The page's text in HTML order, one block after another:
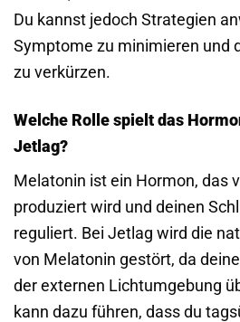
Du kannst jedoch Strategien
Symptome zu minimieren und
zu verkürzen.
Welche Rolle spielt das
Jetlag?
Melatonin ist ein Hormon, das
produziert wird und deinen
reguliert. Bei Jetlag wird die
von Melatonin gestört, da
der externen Licht­umgebung
kann dazu führen, dass du